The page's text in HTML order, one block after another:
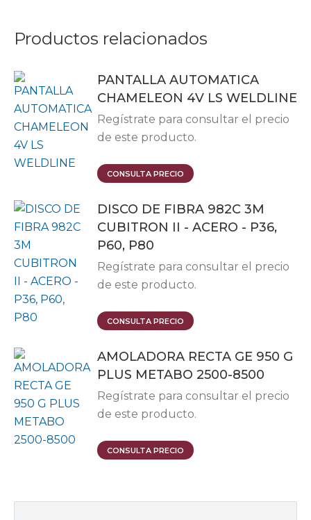
Productos relacionados
PANTALLA AUTOMATICA
CHAMELEON 4V LS WELDLINE
Regístrate para consultar el precio
de este producto.
CONSULTA PRECIO
DISCO DE FIBRA 982C 3M
CUBITRON II - ACERO - P36,
P60, P80
Regístrate para consultar el precio
de este producto.
CONSULTA PRECIO
Este
tiene
múltiples
variantes.
Las
se
en
AMOLADORA RECTA GE 950 G
PLUS METABO 2500-8500
Regístrate para consultar el precio
de este producto.
CONSULTA PRECIO